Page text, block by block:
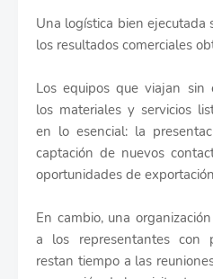
Una logística bien ejecutada
los resultados comerciales
Los equipos que viajan sin
los materiales y servicios
en lo esencial: la
captación de nuevos
oportunidades de
En cambio, una
a los representantes con
restan tiempo a las